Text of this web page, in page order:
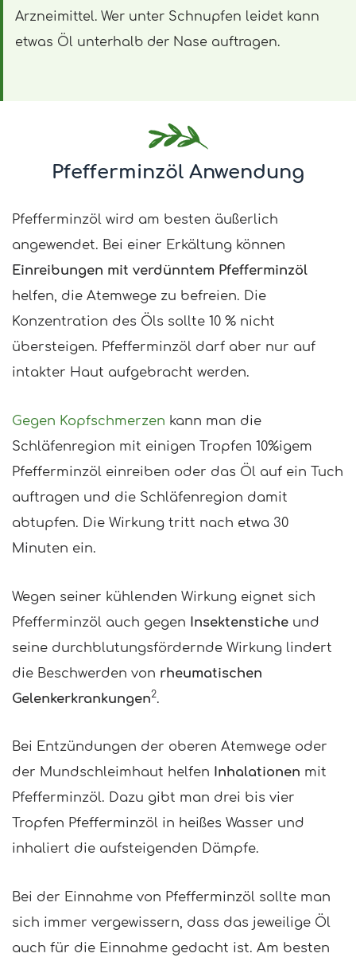
Arzneimittel. Wer unter Schnupfen leidet kann
etwas Öl unterhalb der Nase auftragen.
Pfefferminzöl Anwendung
Pfefferminzöl wird am besten äußerlich
angewendet. Bei einer Erkältung können
Einreibungen mit verdünntem Pfefferminzöl
helfen, die Atemwege zu befreien. Die
Konzentration des Öls sollte 10 % nicht
übersteigen. Pfefferminzöl darf aber nur auf
intakter Haut aufgebracht werden.
Gegen Kopfschmerzen kann man die
Schläfenregion mit einigen Tropfen 10%igem
Pfefferminzöl einreiben oder das Öl auf ein Tuch
auftragen und die Schläfenregion damit
abtupfen. Die Wirkung tritt nach etwa 30
Minuten ein.
Wegen seiner kühlenden Wirkung eignet sich
Pfefferminzöl auch gegen
Insektenstiche und
seine durchblutungsfördernde Wirkung lindert
die Beschwerden von rheumatischen
Gelenkerkrankungen2.
Bei Entzündungen der oberen Atemwege oder
der Mundschleimhaut helfen Inhalationen mit
Pfefferminzöl. Dazu gibt man drei bis vier
Tropfen Pfefferminzöl in heißes Wasser und
inhaliert die aufsteigenden Dämpfe.
Bei der Einnahme von Pfefferminzöl sollte man
sich immer vergewissern, dass das jeweilige Öl
auch für die Einnahme gedacht ist. Am besten